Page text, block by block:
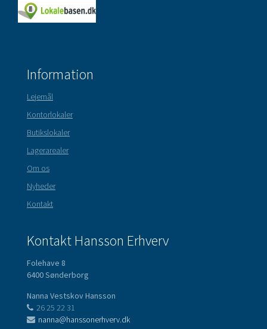
Information
Lejemål
Kontorlokaler
Butikslokaler
Lagerarealer
Om os
Nyheder
Kontakt
Kontakt Hansson Erhverv
Folehave 8
6400 Sønderborg
Nanna Vestskov Hansson
26 25 22 31
nanna@hanssonerhverv.dk